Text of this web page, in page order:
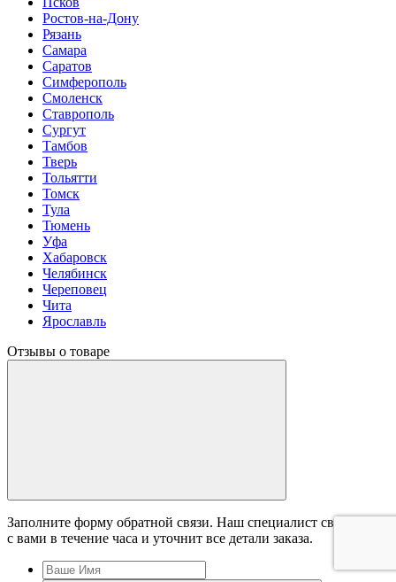
Ростов-на-Дону
Рязань
Самара
Саратов
Симферополь
Смоленск
Ставрополь
Сургут
Тамбов
Тверь
Тольятти
Томск
Тула
Тюмень
Уфа
Хабаровск
Челябинск
Череповец
Чита
Ярославль
Отзывы о товаре
Заполните форму обратной связи. Наш специалист свяжется
с вами в течение часа и уточнит все детали заказа.